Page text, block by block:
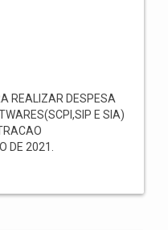
REALIZAR DESPESA
E SIA)
DE 2021.